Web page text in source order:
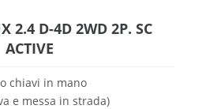
2.4 D-4D 2WD 2P. SC
ACTIVE
chiavi in mano
e messa in strada)